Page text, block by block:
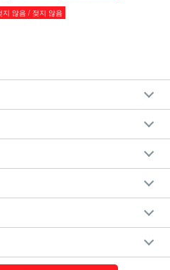
과 경험을 바탕으로 당일 날씨와 하
장소를 안내해 드립니다.
지 않음 / 젖지 않음